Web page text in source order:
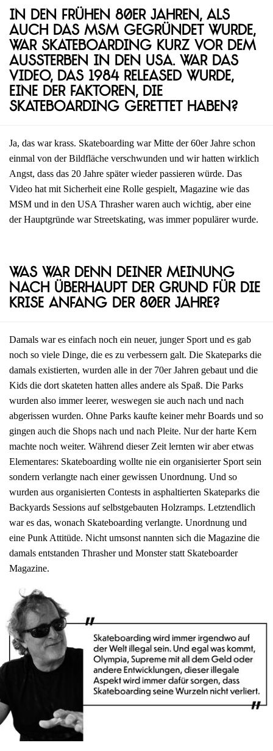
In den frühen 80er Jahren, als
auch das MSM gegründet wurde,
war Skateboarding kurz vor dem
Aussterben in den USA. War das
Video, das 1984 released wurde,
eine der Faktoren, die
Skateboarding gerettet haben?
Ja, das war krass. Skateboarding war Mitte der 60er Jahre schon
einmal von der Bildfläche verschwunden und wir hatten wirklich
Angst, dass das 20 Jahre später wieder passieren würde. Das
Video hat mit Sicherheit eine Rolle gespielt, Magazine wie das
MSM und in den USA Thrasher waren auch wichtig, aber eine
der Hauptgründe war Streetskating, was immer populärer wurde.
Was war denn deiner Meinung
nach überhaupt der Grund für die
Krise Anfang der 80er Jahre?
Damals war es einfach noch ein neuer, junger Sport und es gab
noch so viele Dinge, die es zu verbessern galt. Die Skateparks die
damals existierten, wurden alle in der 70er Jahren gebaut und die
Kids die dort skateten hatten alles andere als Spaß. Die Parks
wurden also immer leerer, weswegen sie auch nach und nach
abgerissen wurden. Ohne Parks kaufte keiner mehr Boards und so
gingen auch die Shops nach und nach Pleite. Nur der harte Kern
machte noch weiter. Während dieser Zeit lernten wir aber etwas
Elementares: Skateboarding wollte nie ein organisierter Sport sein
sondern verlangte nach einer gewissen Unordnung. Und so
wurden aus organisierten Contests in asphaltierten Skateparks die
Backyards Sessions auf selbstgebauten Holzramps. Letztendlich
war es das, wonach Skateboarding verlangte. Unordnung und
eine Punk Attitüde. Nicht umsonst nannten sich die Magazine die
damals entstanden Thrasher und Monster statt Skateboarder
Magazine.